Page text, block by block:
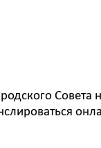
Совета